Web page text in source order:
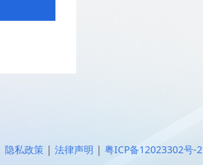
隐私政策 | 法律声明 | 粤ICP备12023302号-2